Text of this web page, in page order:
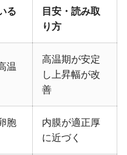
る
目安・読み取
り方
温
高温期が安定
し上昇幅が改
善
胞
内膜が適正厚
に近づく